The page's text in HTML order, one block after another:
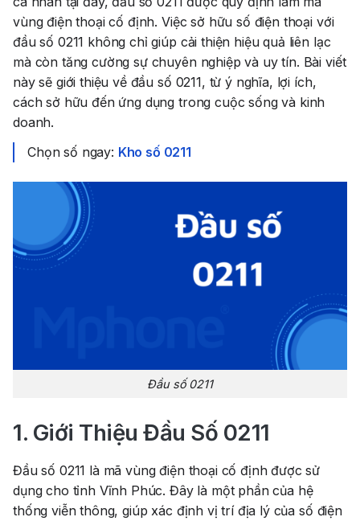
vùng điện thoại cố định. Việc sở hữu số điện thoại với
đầu số 0211 không chỉ giúp cải thiện hiệu quả liên lạc
mà còn tăng cường sự chuyên nghiệp và uy tín. Bài viết
này sẽ giới thiệu về đầu số 0211, từ ý nghĩa, lợi ích,
cách sở hữu đến ứng dụng trong cuộc sống và kinh
doanh.
Chọn số ngay: Kho số 0211
Đầu số 0211
1. Giới Thiệu Đầu Số 0211
Đầu số 0211 là mã vùng điện thoại cố định được sử
dụng cho tỉnh Vĩnh Phúc. Đây là một phần của hệ
thống viễn thông, giúp xác định vị trí địa lý của số điện